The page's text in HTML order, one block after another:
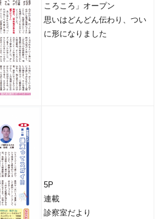
ころころ」オープン
思いはどんどん伝わり、つい
に形になりました
5P
連載
診察室だより